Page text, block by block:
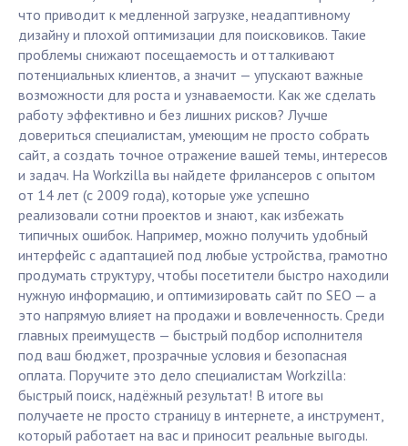
что приводит к медленной загрузке, неадаптивному
дизайну и плохой оптимизации для поисковиков. Такие
проблемы снижают посещаемость и отталкивают
потенциальных клиентов, а значит — упускают важные
возможности для роста и узнаваемости. Как же сделать
работу эффективно и без лишних рисков? Лучше
довериться специалистам, умеющим не просто собрать
сайт, а создать точное отражение вашей темы, интересов
и задач. На Workzilla вы найдете фрилансеров с опытом
от 14 лет (с 2009 года), которые уже успешно
реализовали сотни проектов и знают, как избежать
типичных ошибок. Например, можно получить удобный
интерфейс с адаптацией под любые устройства, грамотно
продумать структуру, чтобы посетители быстро находили
нужную информацию, и оптимизировать сайт по SEO — а
это напрямую влияет на продажи и вовлеченность. Среди
главных преимуществ — быстрый подбор исполнителя
под ваш бюджет, прозрачные условия и безопасная
оплата. Поручите это дело специалистам Workzilla:
быстрый поиск, надёжный результат! В итоге вы
получаете не просто страницу в интернете, а инструмент,
который работает на вас и приносит реальные выгоды.